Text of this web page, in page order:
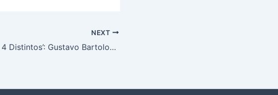
NEXT
‘Os 4 Distintos’: Gustavo Bartolozzi lança livro sobre amizade e pessoas com deficiência